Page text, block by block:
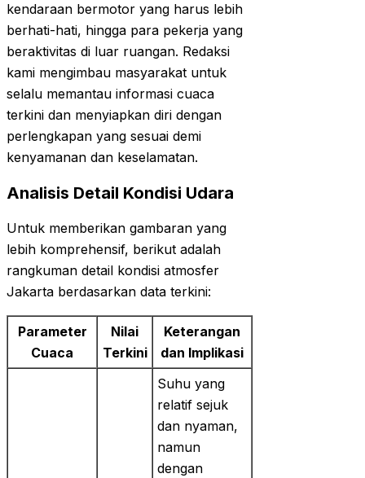
kendaraan bermotor yang harus lebih
berhati-hati, hingga para pekerja yang
beraktivitas di luar ruangan. Redaksi
kami mengimbau masyarakat untuk
selalu memantau informasi cuaca
terkini dan menyiapkan diri dengan
perlengkapan yang sesuai demi
kenyamanan dan keselamatan.
Analisis Detail Kondisi Udara
Untuk memberikan gambaran yang
lebih komprehensif, berikut adalah
rangkuman detail kondisi atmosfer
Jakarta berdasarkan data terkini:
Parameter
Cuaca
Nilai
Terkini
Keterangan
dan Implikasi
Suhu yang
relatif sejuk
dan nyaman,
namun
dengan